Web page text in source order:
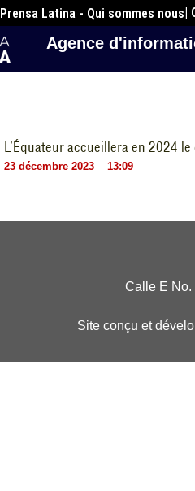
Prensa Latina - Qui sommes nous|
Agence
L’Équateur accueillera en 2024
23 décembre 2023 13:09
Calle E No.
Site conçu et